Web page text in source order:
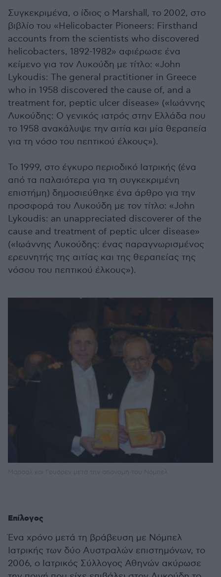
Συγκεκριμένα, ο ίδιος ο Marshall, το 2002, στο
βιβλίο του «Helicobacter Pioneers: Firsthand
accounts from the scientists who discovered
helicobacters, 1892-1982» αφιέρωσε ένα
κείμενο για τον Λυκούδη με τίτλο: «John
Lykoudis: The general practitioner in Greece
who in 1958 discovered the cause of, and a
treatment for, peptic ulcer disease» («Ιωάννης
Λυκούδης: Ο γενικός ιατρός στην Ελλάδα που
το 1958 ανακάλυψε την αιτία και μία θεραπεία
για τη νόσο του πεπτικού έλκους»).
Το 1999, στο έγκυρο περιοδικό Ιατρικής (ένα
από τα παλαιότερα για τη συγκεκριμένη
επιστήμη) δημοσιεύθηκε ένα άρθρο για την
προσφορά του Λυκούδη με τον τίτλο: «John
Lykoudis: an unappreciated discoverer of the
cause and treatment of peptic ulcer disease»
(«Ιωάννης Λυκούδης: ένας παραγνωρισμένος
ερευνητής της αιτίας και της θεραπείας της
νόσου του πεπτικού έλκους»).
Επίλογος
Ένα χρόνο μετά τη βράβευση με Νόμπελ
Ιατρικής των δύο Αυστραλών επιστημόνων, το
2006, ο Ιατρικός Σύλλογος Αθηνών ακύρωσε